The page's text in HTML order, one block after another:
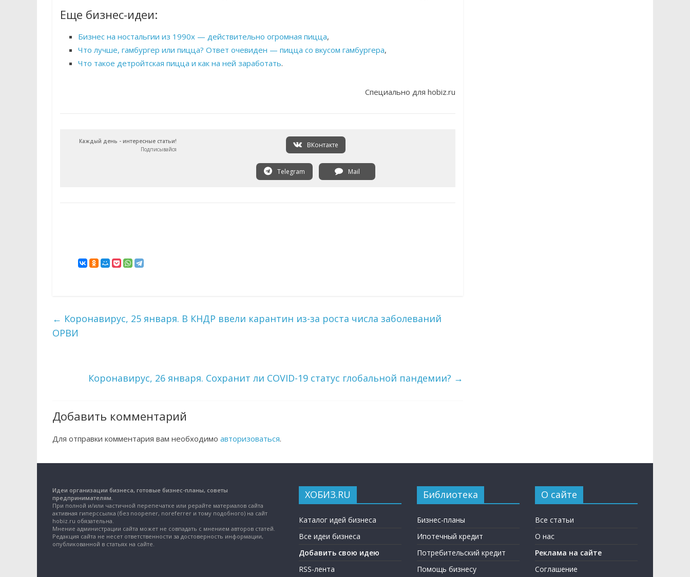
Еще бизнес-идеи:
Бизнес на ностальгии из 1990х — действительно огромная пицца,
Что лучше, гамбургер или пицца? Ответ очевиден — пицца со вкусом гамбургера,
Что такое детройтская пицца и как на ней заработать.
Специально для hobiz.ru
Каждый день - интересные статьи!
Подписывайся
ВКонтакте
Telegram Mail
← Коронавирус, 25 января. В КНДР ввели карантин из-за роста числа заболеваний
ОРВИ
Коронавирус, 26 января. Сохранит ли COVID-19 статус глобальной пандемии? →
Добавить комментарий
Для отправки комментария вам необходимо авторизоваться.
Идеи организации бизнеса, готовые бизнес-планы, советы
предпринимателям.
При полной и/или частичной перепечатке или рерайте материалов сайта
активная гиперссылка (без noopener, noreferrer и тому подобного) на сайт
hobiz.ru обязательна.
Мнение администрации сайта может не совпадать с мнением авторов статей.
Редакция сайта не несет ответственности за достоверность информации,
опубликованной в статьях на сайте.
ХОБИЗ.RU
Каталог идей бизнеса
Все идеи бизнеса
Добавить свою идею
RSS-лента
Библиотека
Бизнес-планы
Ипотечный кредит
Потребительский кредит
Помощь бизнесу
О сайте
Все статьи
О нас
Реклама на сайте
Соглашение